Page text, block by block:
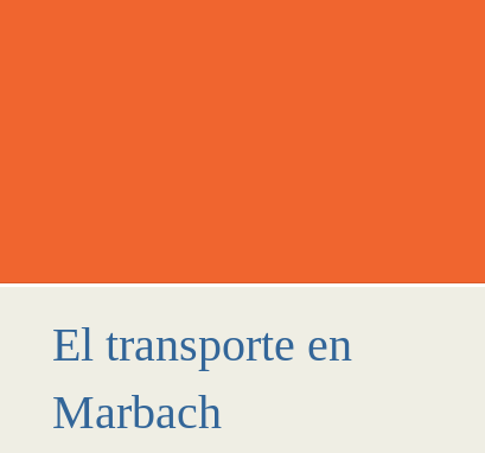
El transporte en
Marbach